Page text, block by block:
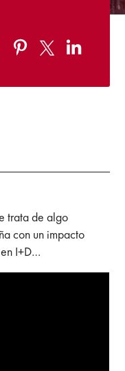
trata de algo
con un impacto
I+D…